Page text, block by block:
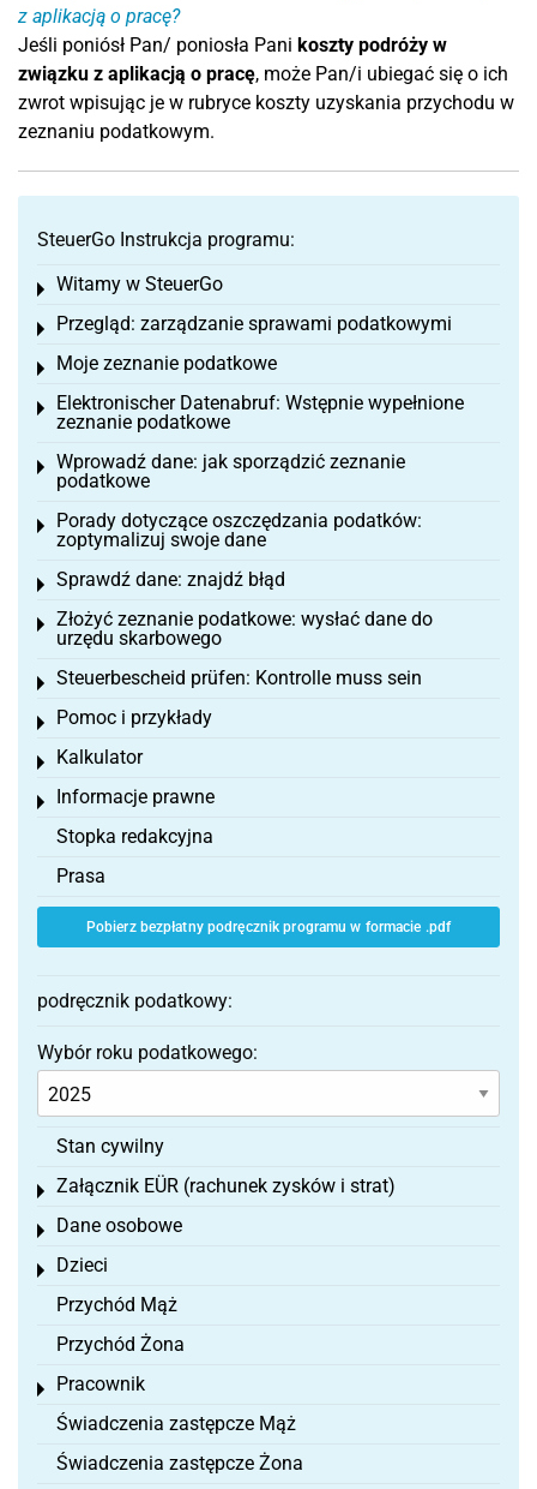
z aplikacją o pracę?
Jeśli poniósł Pan/ poniosła Pani koszty podróży w
związku z aplikacją o pracę, może Pan/i ubiegać się o ich
zwrot wpisując je w rubryce koszty uzyskania przychodu w
zeznaniu podatkowym.
SteuerGo Instrukcja programu:
Witamy w SteuerGo
Toggle menu
Przegląd: zarządzanie sprawami podatkowymi
Toggle menu
Moje zeznanie podatkowe
Toggle menu
Elektronischer Datenabruf: Wstępnie wypełnione
zeznanie podatkowe
Toggle menu
Wprowadź dane: jak sporządzić zeznanie
podatkowe
Toggle menu
Porady dotyczące oszczędzania podatków:
zoptymalizuj swoje dane
Toggle menu
Sprawdź dane: znajdź błąd
Toggle menu
Złożyć zeznanie podatkowe: wysłać dane do
urzędu skarbowego
Toggle menu
Steuerbescheid prüfen: Kontrolle muss sein
Toggle menu
Pomoc i przykłady
Toggle menu
Kalkulator
Toggle menu
Informacje prawne
Toggle menu
Stopka redakcyjna
Prasa
Pobierz bezpłatny podręcznik programu w formacie .pdf
podręcznik podatkowy:
Wybór roku podatkowego:
Stan cywilny
Załącznik EÜR (rachunek zysków i strat)
Toggle menu
Dane osobowe
Toggle menu
Dzieci
Toggle menu
Przychód Mąż
Przychód Żona
Pracownik
Toggle menu
Świadczenia zastępcze Mąż
Świadczenia zastępcze Żona